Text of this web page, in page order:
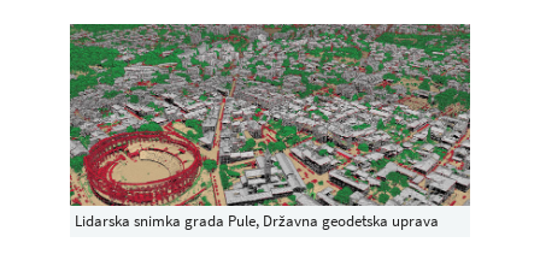
Lidarska snimka grada Pule, Državna geodetska uprava